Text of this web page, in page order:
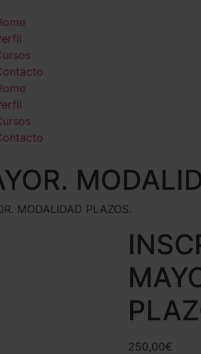
MODALIDAD PLAZOS.
250,00€